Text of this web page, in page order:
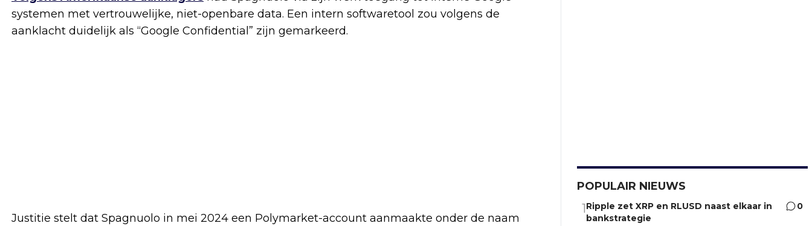
systemen met vertrouwelijke, niet-openbare data. Een intern softwaretool zou volgens de
aanklacht duidelijk als “Google Confidential” zijn gemarkeerd.
Justitie stelt dat Spagnuolo in mei 2024 een Polymarket-account aanmaakte onder de naam
POPULAIR NIEUWS
1Ripple zet XRP en RLUSD naast elkaar in
bankstrategie
0